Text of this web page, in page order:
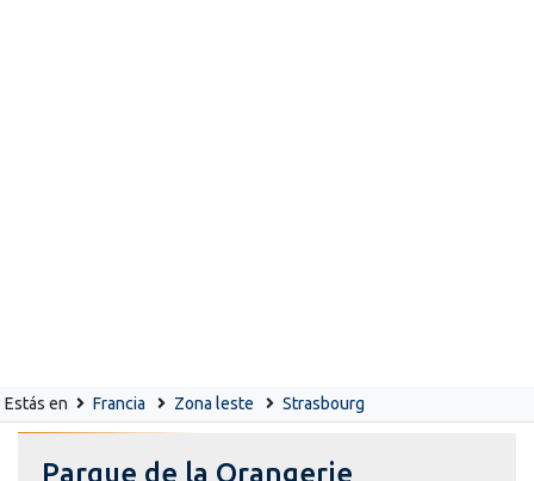
Estás en Francia Zona leste Strasbourg
Parque de la Orangerie